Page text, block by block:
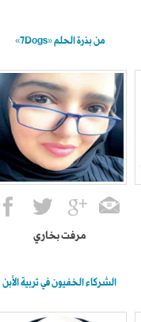
من بذرة الحلم «7Dogs»
مرفت بخاري
الشركاء الخفيون في تربية الأبن